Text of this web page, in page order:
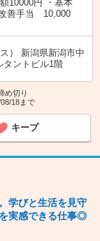
10000円 ・基本
善手当 10,000
） 新潟県新潟市中
タントビル1階
め切り
18まで
キープ
学びと生活を見守
実感できる仕事◎